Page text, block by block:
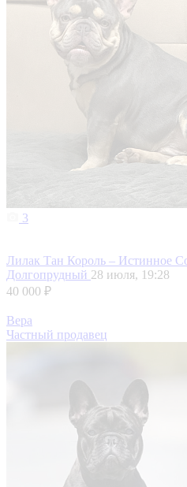
3
Лилак Тан Король – Истинное
Долгопрудный 28 июля, 19:28
40 000 ₽
Вера
Частный продавец